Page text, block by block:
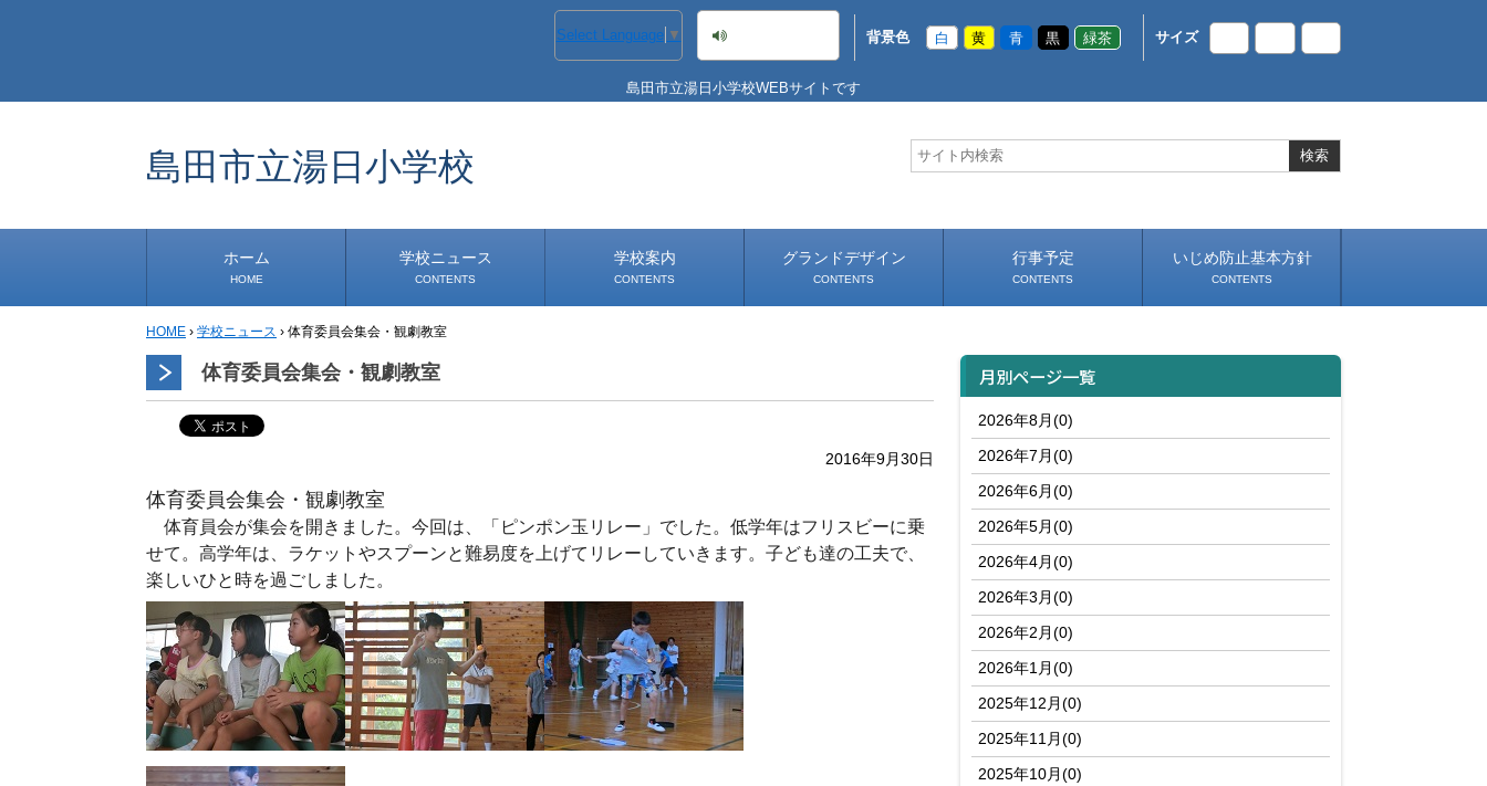
Select Language ▼ 背景色 白 黄 青 黒 緑茶 サイズ
島田市立湯日小学校WEBサイトです
島田市立湯日小学校
ホーム
HOME
学校ニュース
CONTENTS
学校から
安心・安全
1年生
2年生
3年生
4年生
5年生
6年生
事務・保健室から
児童会・部活から
研修
小中連携事業
その他
学校案内
CONTENTS
グランドデザイン
CONTENTS
行事予定
CONTENTS
いじめ防止基本方針
CONTENTS
HOME › 学校ニュース › 体育委員会集会・観劇教室
体育委員会集会・観劇教室
2016年9月30日
体育委員会集会・観劇教室
体育員会が集会を開きました。今回は、「ピンポン玉リレー」でした。低学年はフリスビーに乗
せて。高学年は、ラケットやスプーンと難易度を上げてリレーしていきます。子ども達の工夫で、
楽しいひと時を過ごしました。
月別ページ一覧
2026年8月(0)
2026年7月(0)
2026年6月(0)
2026年5月(0)
2026年4月(0)
2026年3月(0)
2026年2月(0)
2026年1月(0)
2025年12月(0)
2025年11月(0)
2025年10月(0)